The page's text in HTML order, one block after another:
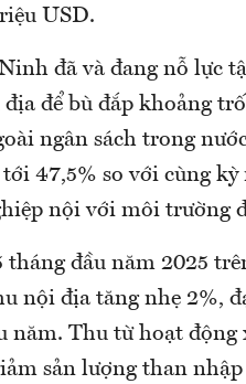
USD.
đã và đang nỗ lực
để bù đắp khoảng
ngân sách trong
47,5% so với cùng
nội với môi trường
đầu năm 2025
nội địa tăng nhẹ 2%,
năm. Thu từ hoạt
sản lượng than